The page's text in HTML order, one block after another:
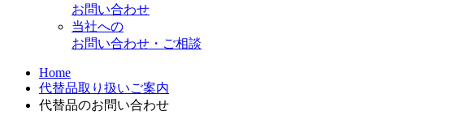
お問い合わせ
当社への
お問い合わせ・ご相談
Home
代替品取り扱いご案内
代替品のお問い合わせ